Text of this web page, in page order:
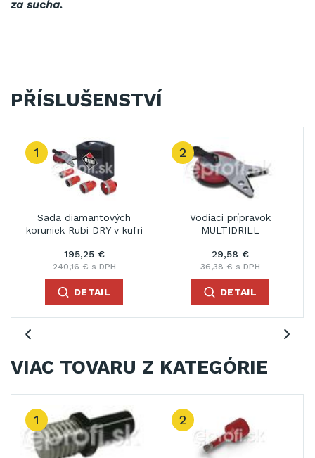
za sucha.
PŘÍSLUŠENSTVÍ
1
Sada diamantových
koruniek Rubi DRY v kufri
195,25 €
240,16 € s DPH
DETAIL
2
Vodiaci prípravok
MULTIDRILL
29,58 €
36,38 € s DPH
DETAIL
VIAC TOVARU Z KATEGÓRIE
3